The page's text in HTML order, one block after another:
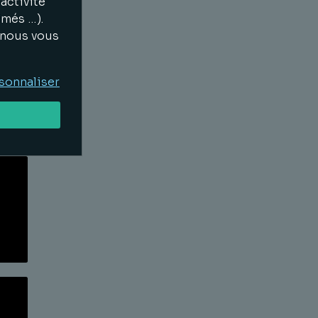
Lire la suite
…).
vous